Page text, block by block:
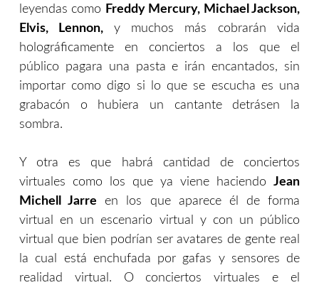
leyendas como Freddy Mercury, Michael Jackson,
Elvis, Lennon, y muchos más cobrarán vida
holográficamente en conciertos a los que el
público pagara una pasta e irán encantados, sin
importar como digo si lo que se escucha es una
grabacón o hubiera un cantante detrásen la
sombra.
Y otra es que habrá cantidad de conciertos
virtuales como los que ya viene haciendo Jean
Michell Jarre en los que aparece él de forma
virtual en un escenario virtual y con un público
virtual que bien podrían ser avatares de gente real
la cual está enchufada por gafas y sensores de
realidad virtual. O conciertos virtuales e el